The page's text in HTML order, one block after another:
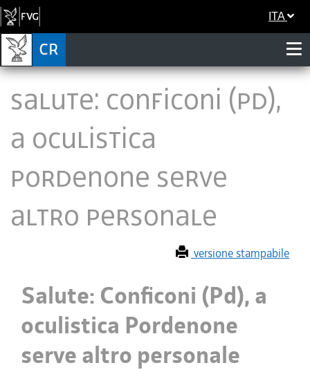
ITA
Salute: Conficoni (Pd),
a oculistica
Pordenone serve
altro personale
versione stampabile
Salute: Conficoni (Pd), a
oculistica Pordenone
serve altro personale